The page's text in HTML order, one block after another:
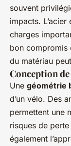
souvent
impacts.
charges
bon compromis
du matériau
Conception
Une géométrie
d’un vélo. Des
permettent une
risques de
également